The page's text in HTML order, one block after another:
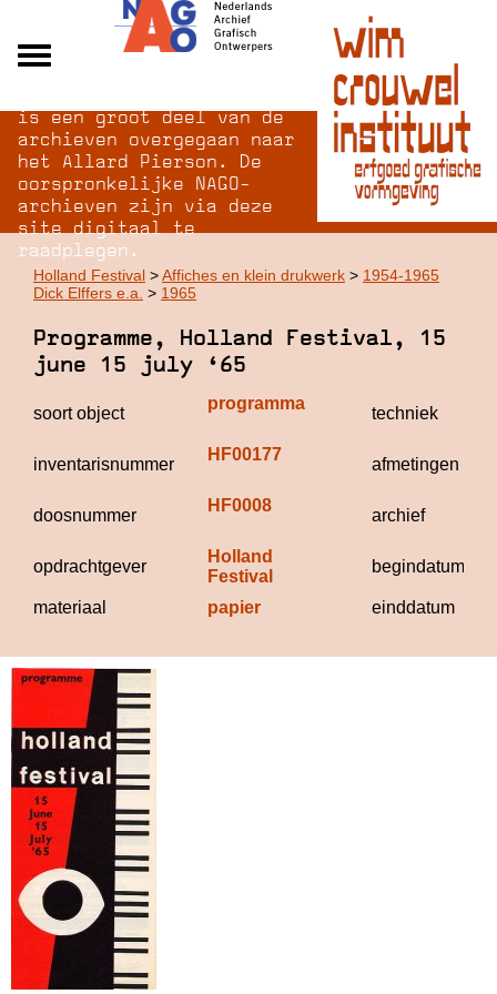
Over NAGO
Over WCI
Inloggen
is een groot deel van de
archieven overgegaan naar
het Allard Pierson. De
oorspronkelijke NAGO-
archieven zijn via deze
site digitaal te
raadplegen.
Holland Festival >Affiches en klein drukwerk > 1954-1965
Dick Elffers e.a. > 1965
Programme, Holland Festival, 15
june 15 july ‘65
soort object
programma
techniek
inventarisnummer
HF00177
afmetingen
doosnummer
HF0008
archief
opdrachtgever
Holland
Festival
begindatum
materiaal papier einddatum